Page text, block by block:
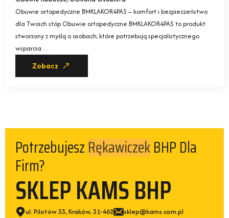
Obuwie ortopedyczne BMKLAKOR4PAS – komfort i bezpieczeństwo
dla Twoich stóp Obuwie ortopedyczne BMKLAKOR4PAS to produkt
stworzony z myślą o osobach, które potrzebują specjalistycznego
wsparcia…
Zobacz
Potrzebujesz Kamizelek BHP Dla
Firm?
SKLEP KAMS BHP
ul. Pilotów 33, Kraków, 31-462
sklep@kams.com.pl